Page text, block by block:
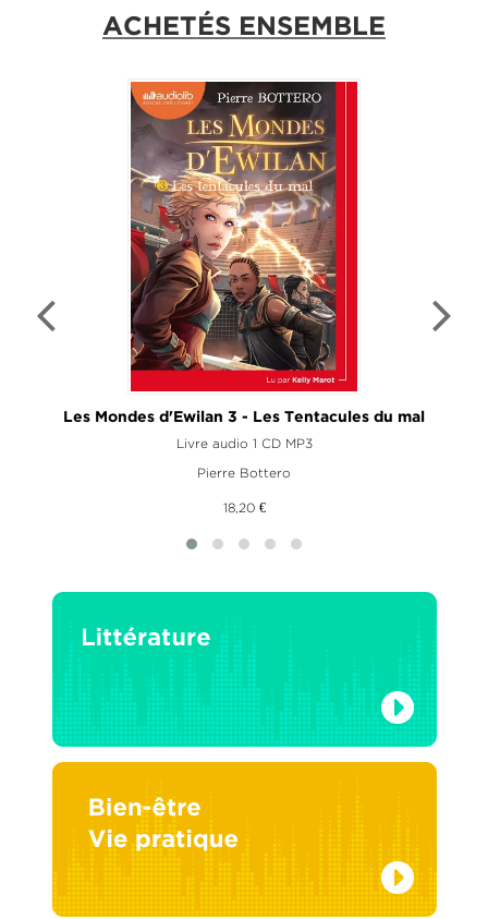
ACHETÉS ENSEMBLE
Les Mondes d'Ewilan 3 - Les Tentacules du mal
Livre audio 1 CD MP3
Pierre Bottero
18,20 €